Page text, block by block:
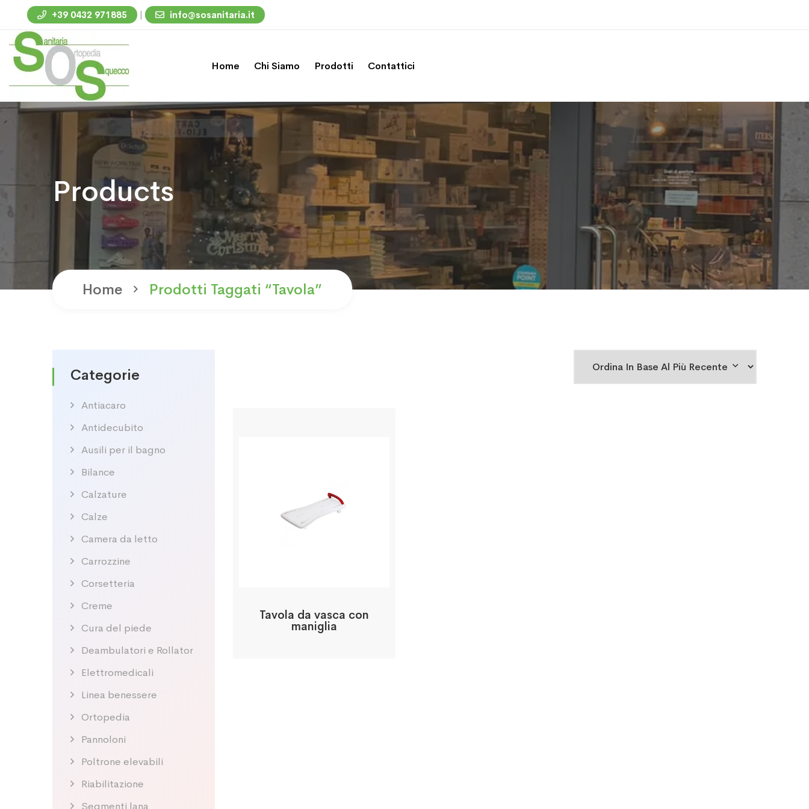
+39 0432 971885 | info@sosanitaria.it
Home Chi Siamo Prodotti Contattici
Products
Home Prodotti Taggati “tavola”
Categorie
Antiacaro
Antidecubito
Ausili per il bagno
Bilance
Calzature
Calze
Camera da letto
Carrozzine
Corsetteria
Creme
Cura del piede
Deambulatori e Rollator
Elettromedicali
Linea benessere
Ortopedia
Pannoloni
Poltrone elevabili
Riabilitazione
Segmenti lana
Tavola da vasca con
maniglia